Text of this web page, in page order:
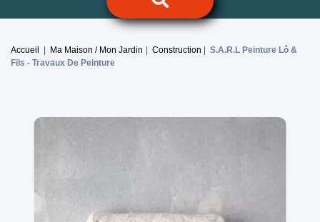
Accueil Ma Maison / Mon Jardin Construction
S.A.R.L Peinture Lô &
Fils - Travaux De Peinture